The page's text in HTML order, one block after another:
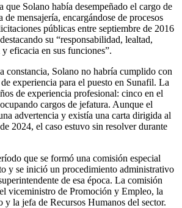
que Solano había desempeñado el cargo de
de mensajería, encargándose de procesos
públicas entre septiembre de 2016
su “responsabilidad, lealtad,
eficacia en sus funciones”.
constancia, Solano no habría cumplido con
experiencia para el puesto en Sunafil. La
de experiencia profesional: cinco en el
cargos de jefatura. Aunque el
advertencia y existía una carta dirigida al
2024, el caso estuvo sin resolver durante
que se formó una comisión especial
y se inició un procedimiento administrativo
de esa época. La comisión
viceministro de Promoción y Empleo, la
y la jefa de Recursos Humanos del sector.